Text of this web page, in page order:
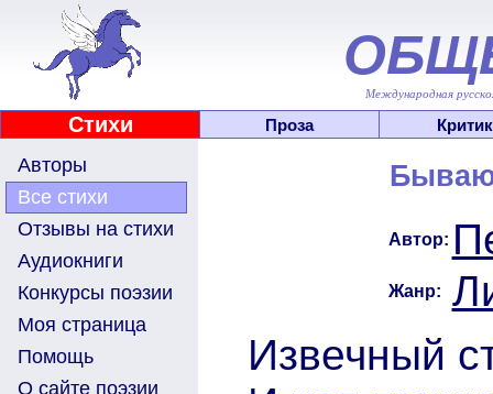
Международная
Стихи Проза
Авторы
Все стихи
Отзывы на стихи
Аудиокниги
Конкурсы поэзии
Моя страница
Помощь
О сайте поэзии
Автор:
Жанр:
Извечный